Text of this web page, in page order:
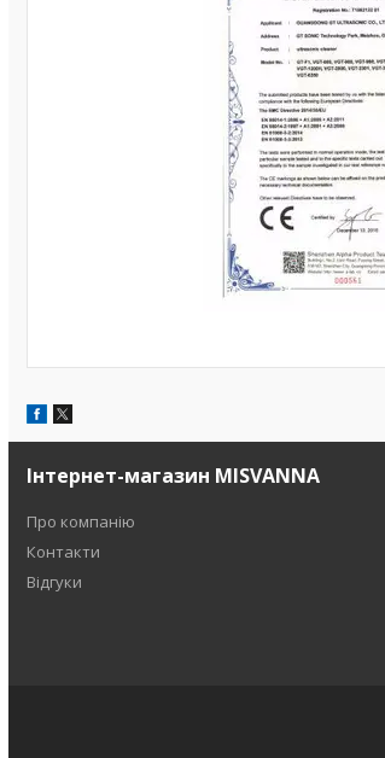
Інтернет-магазин MISVANNA
Про компанію
Контакти
Відгуки